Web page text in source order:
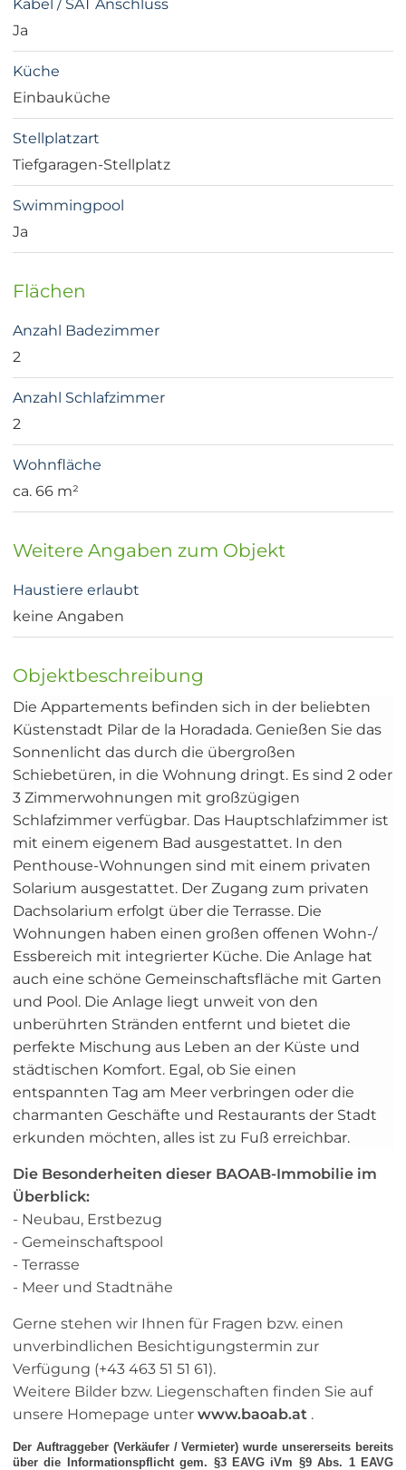
Kabel / SAT Anschluss
Ja
Küche
Einbauküche
Stellplatzart
Tiefgaragen-Stellplatz
Swimmingpool
Ja
Flächen
Anzahl Badezimmer
2
Anzahl Schlafzimmer
2
Wohnfläche
ca. 66 m²
Weitere Angaben zum Objekt
Haustiere erlaubt
keine Angaben
Objektbeschreibung
Die Appartements befinden sich in der beliebten
Küstenstadt Pilar de la Horadada. Genießen Sie das
Sonnenlicht das durch die übergroßen
Schiebetüren, in die Wohnung dringt. Es sind 2 oder
3 Zimmerwohnungen mit großzügigen
Schlafzimmer verfügbar. Das Hauptschlafzimmer ist
mit einem eigenem Bad ausgestattet. In den
Penthouse-Wohnungen sind mit einem privaten
Solarium ausgestattet. Der Zugang zum privaten
Dachsolarium erfolgt über die Terrasse. Die
Wohnungen haben einen großen offenen Wohn-/
Essbereich mit integrierter Küche. Die Anlage hat
auch eine schöne Gemeinschaftsfläche mit Garten
und Pool. Die Anlage liegt unweit von den
unberührten Stränden entfernt und bietet die
perfekte Mischung aus Leben an der Küste und
städtischen Komfort. Egal, ob Sie einen
entspannten Tag am Meer verbringen oder die
charmanten Geschäfte und Restaurants der Stadt
erkunden möchten, alles ist zu Fuß erreichbar.
Die Besonderheiten dieser BAOAB-Immobilie im
Überblick:
- Neubau, Erstbezug
- Gemeinschaftspool
- Terrasse
- Meer und Stadtnähe
Gerne stehen wir Ihnen für Fragen bzw. einen
unverbindlichen Besichtigungstermin zur
Verfügung (+43 463 51 51 61).
Weitere Bilder bzw. Liegenschaften finden Sie auf
unsere Homepage unter www.baoab.at .
Der Auftraggeber (Verkäufer / Vermieter) wurde unsererseits bereits
über die Informationspflicht gem. §3 EAVG iVm §9 Abs. 1 EAVG